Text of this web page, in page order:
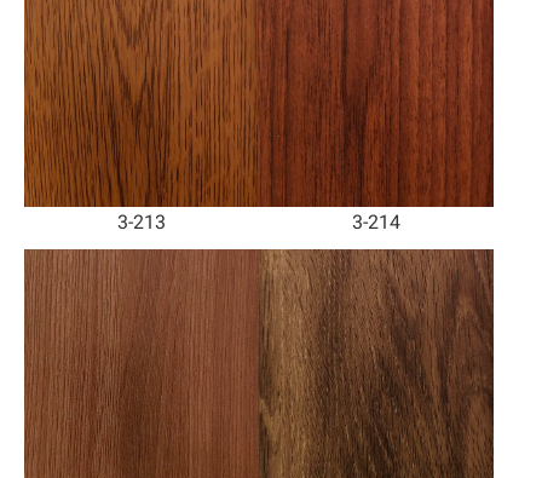
3-213 3-214